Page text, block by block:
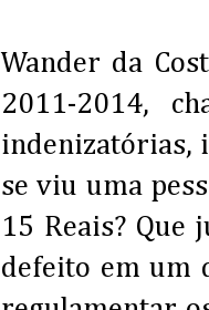
Wander da
2011-2014,
indenizatórias,
se viu uma
15 Reais? Que
defeito em um